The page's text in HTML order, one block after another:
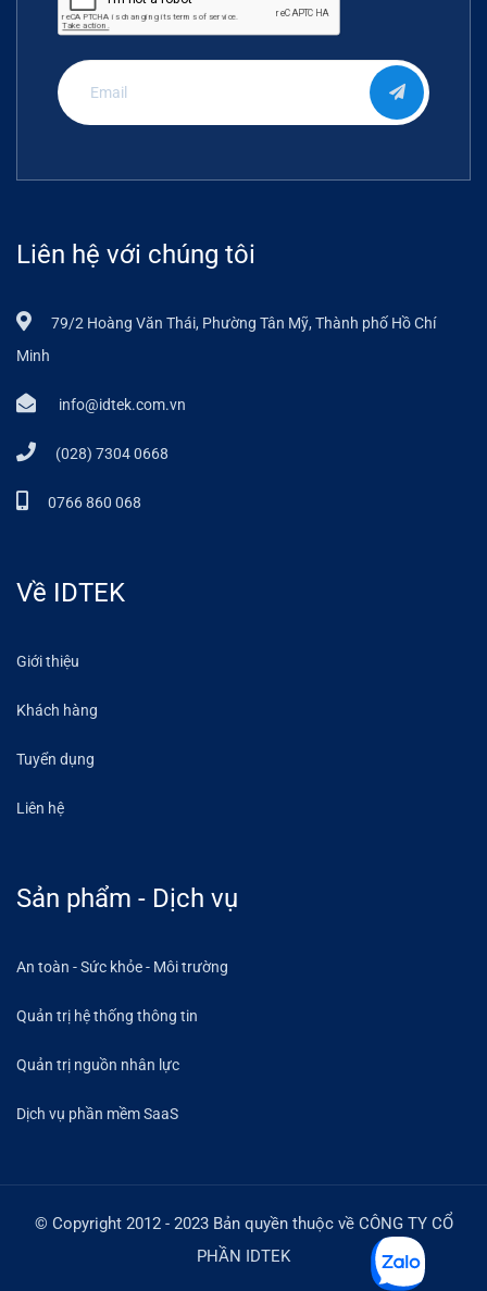
Liên hệ với chúng tôi
79/2 Hoàng Văn Thái, Phường Tân Mỹ, Thành phố Hồ Chí
Minh
info@idtek.com.vn
(028) 7304 0668
0766 860 068
Về IDTEK
Giới thiệu
Khách hàng
Tuyển dụng
Liên hệ
Sản phẩm - Dịch vụ
An toàn - Sức khỏe - Môi trường
Quản trị hệ thống thông tin
Quản trị nguồn nhân lực
Dịch vụ phần mềm SaaS
© Copyright 2012 - 2023 Bản quyền thuộc về CÔNG TY CỔ
PHẦN IDTEK